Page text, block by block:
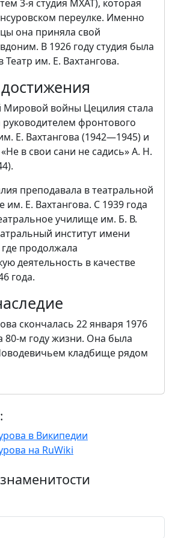
3-я студия МХАТ), которая
переулке. Именно
она приняла свой
В 1926 году студия была
им. Е. Вахтангова.
Мировой войны Цецилия стала
фронтового
Е. Вахтангова (1942—1945) и
в свои сани не садись» А. Н.
преподавала в театральной
им. Е. Вахтангова. С 1939 года
училище им. Б. В.
институт имени
продолжала
деятельность в качестве
года.
скончалась 22 января 1976
80-м году жизни. Она была
кладбище рядом
в Википедии
на RuWiki